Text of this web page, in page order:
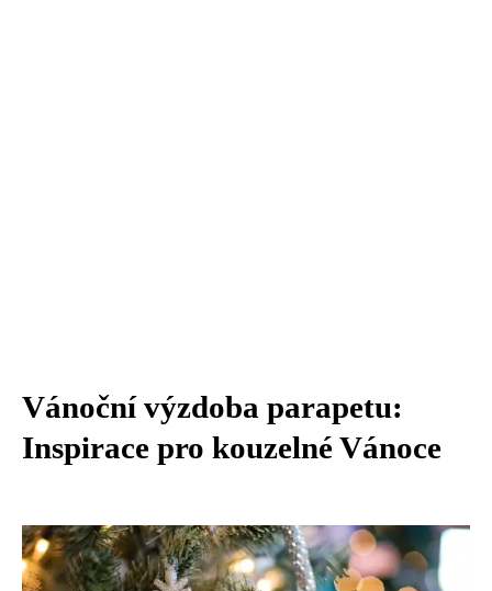
Vánoční výzdoba parapetu:
Inspirace pro kouzelné Vánoce